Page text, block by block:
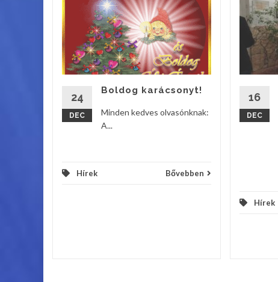
24
DEC
Boldog karácsonyt!
Minden kedves olvasónknak:
A...
Hírek Bővebben
16
DEC
Hírek